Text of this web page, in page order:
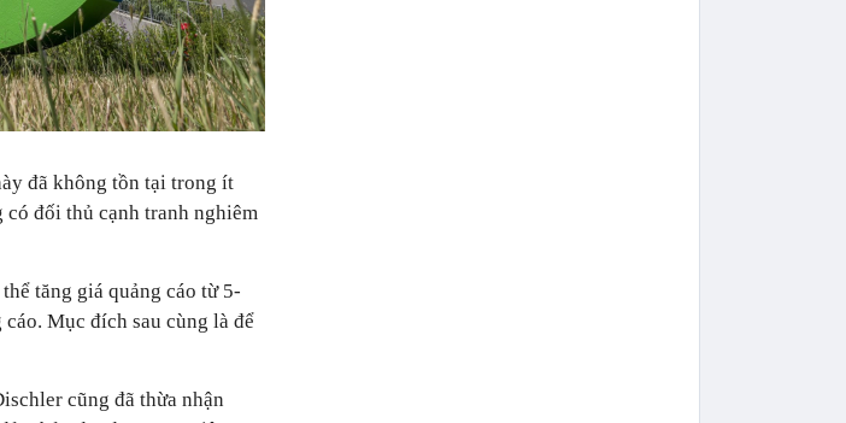
đã không tồn tại trong ít
đối thủ cạnh tranh nghiêm
tăng giá quảng cáo từ 5-
Mục đích sau cùng là để
cũng đã thừa nhận